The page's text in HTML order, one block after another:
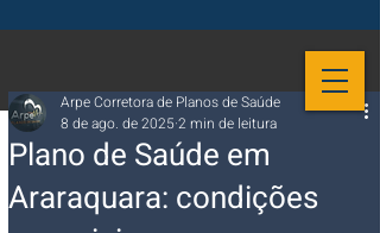
Plano de Saúde em
Araraquara: condições
Arpe Corretora de Planos de Saúde
8 de ago. de 2025 2 min de leitura